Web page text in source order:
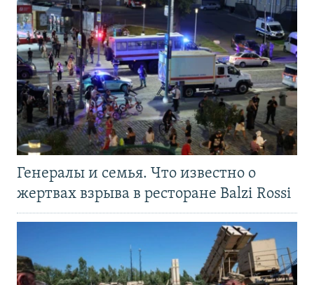
Генералы и семья. Что известно о
жертвах взрыва в ресторане Balzi Rossi